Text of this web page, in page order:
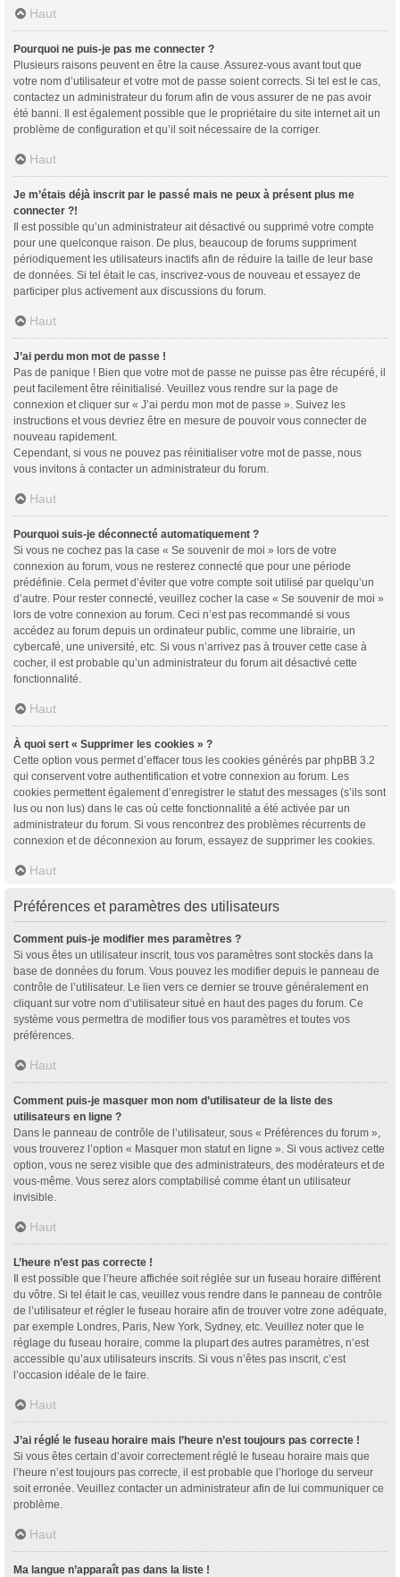
Haut
Pourquoi ne puis-je pas me connecter ?
Plusieurs raisons peuvent en être la cause. Assurez-vous avant tout que
votre nom d’utilisateur et votre mot de passe soient corrects. Si tel est le cas,
contactez un administrateur du forum afin de vous assurer de ne pas avoir
été banni. Il est également possible que le propriétaire du site internet ait un
problème de configuration et qu’il soit nécessaire de la corriger.
Haut
Je m’étais déjà inscrit par le passé mais ne peux à présent plus me
connecter ?!
Il est possible qu’un administrateur ait désactivé ou supprimé votre compte
pour une quelconque raison. De plus, beaucoup de forums suppriment
périodiquement les utilisateurs inactifs afin de réduire la taille de leur base
de données. Si tel était le cas, inscrivez-vous de nouveau et essayez de
participer plus activement aux discussions du forum.
Haut
J’ai perdu mon mot de passe !
Pas de panique ! Bien que votre mot de passe ne puisse pas être récupéré, il
peut facilement être réinitialisé. Veuillez vous rendre sur la page de
connexion et cliquer sur « J’ai perdu mon mot de passe ». Suivez les
instructions et vous devriez être en mesure de pouvoir vous connecter de
nouveau rapidement.
Cependant, si vous ne pouvez pas réinitialiser votre mot de passe, nous
vous invitons à contacter un administrateur du forum.
Haut
Pourquoi suis-je déconnecté automatiquement ?
Si vous ne cochez pas la case « Se souvenir de moi » lors de votre
connexion au forum, vous ne resterez connecté que pour une période
prédéfinie. Cela permet d’éviter que votre compte soit utilisé par quelqu’un
d’autre. Pour rester connecté, veuillez cocher la case « Se souvenir de moi »
lors de votre connexion au forum. Ceci n’est pas recommandé si vous
accédez au forum depuis un ordinateur public, comme une librairie, un
cybercafé, une université, etc. Si vous n’arrivez pas à trouver cette case à
cocher, il est probable qu’un administrateur du forum ait désactivé cette
fonctionnalité.
Haut
À quoi sert « Supprimer les cookies » ?
Cette option vous permet d’effacer tous les cookies générés par phpBB 3.2
qui conservent votre authentification et votre connexion au forum. Les
cookies permettent également d’enregistrer le statut des messages (s’ils sont
lus ou non lus) dans le cas où cette fonctionnalité a été activée par un
administrateur du forum. Si vous rencontrez des problèmes récurrents de
connexion et de déconnexion au forum, essayez de supprimer les cookies.
Haut
Préférences et paramètres des utilisateurs
Comment puis-je modifier mes paramètres ?
Si vous êtes un utilisateur inscrit, tous vos paramètres sont stockés dans la
base de données du forum. Vous pouvez les modifier depuis le panneau de
contrôle de l’utilisateur. Le lien vers ce dernier se trouve généralement en
cliquant sur votre nom d’utilisateur situé en haut des pages du forum. Ce
système vous permettra de modifier tous vos paramètres et toutes vos
préférences.
Haut
Comment puis-je masquer mon nom d’utilisateur de la liste des
utilisateurs en ligne ?
Dans le panneau de contrôle de l’utilisateur, sous « Préférences du forum »,
vous trouverez l’option « Masquer mon statut en ligne ». Si vous activez cette
option, vous ne serez visible que des administrateurs, des modérateurs et de
vous-même. Vous serez alors comptabilisé comme étant un utilisateur
invisible.
Haut
L’heure n’est pas correcte !
Il est possible que l’heure affichée soit réglée sur un fuseau horaire différent
du vôtre. Si tel était le cas, veuillez vous rendre dans le panneau de contrôle
de l’utilisateur et régler le fuseau horaire afin de trouver votre zone adéquate,
par exemple Londres, Paris, New York, Sydney, etc. Veuillez noter que le
réglage du fuseau horaire, comme la plupart des autres paramètres, n’est
accessible qu’aux utilisateurs inscrits. Si vous n’êtes pas inscrit, c’est
l’occasion idéale de le faire.
Haut
J’ai réglé le fuseau horaire mais l’heure n’est toujours pas correcte !
Si vous êtes certain d’avoir correctement réglé le fuseau horaire mais que
l’heure n’est toujours pas correcte, il est probable que l’horloge du serveur
soit erronée. Veuillez contacter un administrateur afin de lui communiquer ce
problème.
Haut
Ma langue n’apparaît pas dans la liste !